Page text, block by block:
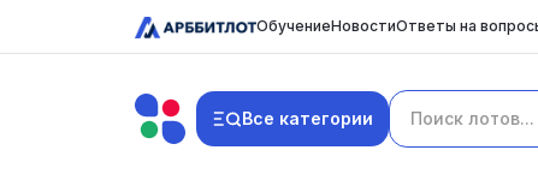
ОбучениеНовостиОтветы на
Все категории